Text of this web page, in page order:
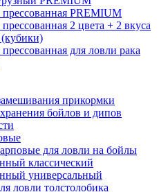
PREMIUM
2 цвета + 2 вкуса
для ловли рака
прикормки
бойлов и дипов
для ловли на бойлы
классический
универсальный
ловли толстолобика